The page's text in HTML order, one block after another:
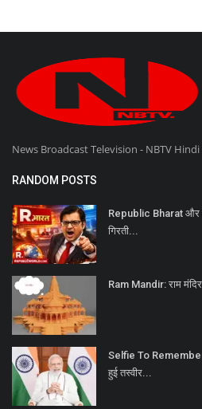
News Broadcast Television - NBTV Hindi
RANDOM POSTS
Republic Bharat और
गिरती...
Ram Mandir: राम
Selfie To
हुई तस्वीर...